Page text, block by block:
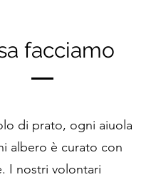
facciamo
di prato, ogni aiuola
albero è curato con
I nostri volontari